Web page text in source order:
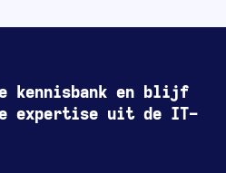
kennisbank en blijf
expertise uit de IT-